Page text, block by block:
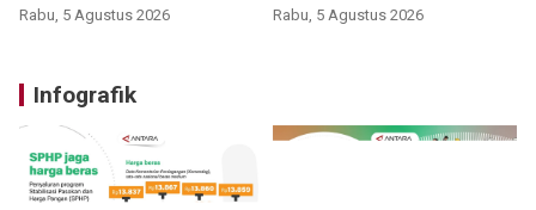
Rabu, 5 Agustus 2026 Rabu, 5 Agustus 2026
Infografik